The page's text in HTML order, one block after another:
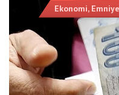
Ekonomi,